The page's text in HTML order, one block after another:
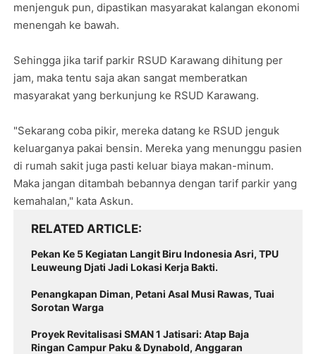
menjenguk pun, dipastikan masyarakat kalangan ekonomi
menengah ke bawah.
Sehingga jika tarif parkir RSUD Karawang dihitung per
jam, maka tentu saja akan sangat memberatkan
masyarakat yang berkunjung ke RSUD Karawang.
"Sekarang coba pikir, mereka datang ke RSUD jenguk
keluarganya pakai bensin. Mereka yang menunggu pasien
di rumah sakit juga pasti keluar biaya makan-minum.
Maka jangan ditambah bebannya dengan tarif parkir yang
kemahalan," kata Askun.
RELATED ARTICLE
Pekan Ke 5 Kegiatan Langit Biru Indonesia Asri, TPU
Leuweung Djati Jadi Lokasi Kerja Bakti.
Penangkapan Diman, Petani Asal Musi Rawas, Tuai
Sorotan Warga
Proyek Revitalisasi SMAN 1 Jatisari: Atap Baja
Ringan Campur Paku & Dynabold, Anggaran